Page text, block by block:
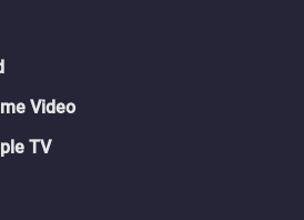
Video
TV